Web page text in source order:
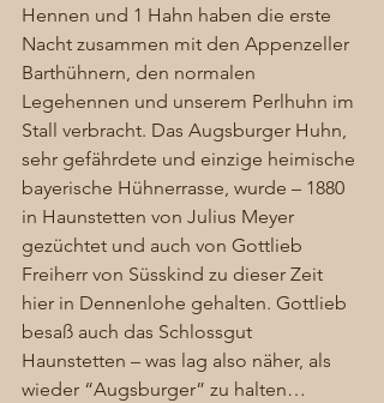
Hennen und 1 Hahn haben die erste
Nacht zusammen mit den Appenzeller
Barthühnern, den normalen
Legehennen und unserem Perlhuhn im
Stall verbracht. Das Augsburger Huhn,
sehr gefährdete und einzige heimische
bayerische Hühnerrasse, wurde – 1880
in Haunstetten von Julius Meyer
gezüchtet und auch von Gottlieb
Freiherr von Süsskind zu dieser Zeit
hier in Dennenlohe gehalten. Gottlieb
besaß auch das Schlossgut
Haunstetten – was lag also näher, als
wieder “Augsburger” zu halten…